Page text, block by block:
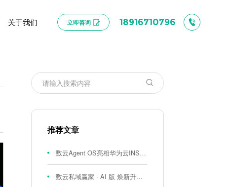
关于我们 立即咨询 18916710796
推荐文章
数云Agent OS亮相华为云INSPIRE创想者大会：以AI重构消费者运营与零售营销新范式
数云私域赢家 · AI 版 焕新升级！